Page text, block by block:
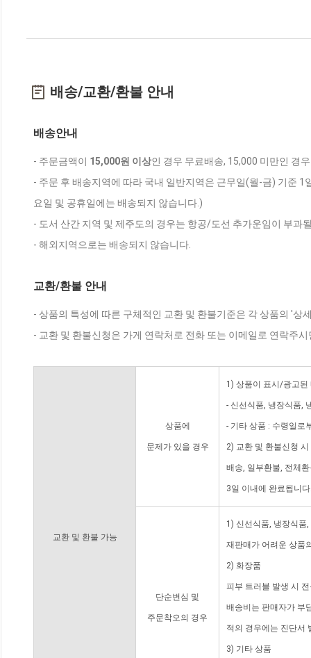
배송/교환/환불 안내
배송안내
- 주문금액이 15,000원 이상인 경우 무료배송, 15,000 미만인 경
- 주문 후 배송지역에 따라 국내 일반지역은 근무일(월-금) 기준
요일 및 공휴일에는 배송되지 않습니다.)
- 도서 산간 지역 및 제주도의 경우는 항공/도선 추가운임이 부과
- 해외지역으로는 배송되지 않습니다.
교환/환불 안내
- 상품의 특성에 따른 구체적인 교환 및 환불기준은 각 상품의 '상
- 교환 및 환불신청은 가게 연락처로 전화 또는 이메일로 연락주
교환 및 환불 가능
상품에
문제가 있을 경우
1) 상품이 표시/광고된
- 신선식품, 냉장식품,
- 기타 상품 : 수령일로
2) 교환 및 환불신청
배송, 일부환불, 전체
3일 이내에 완료됩니
단순변심 및
주문착오의 경우
1) 신선식품, 냉장식품
재판매가 어려운 상품
2) 화장품
피부 트러블 발생 시
배송비는 판매자가 부
적의 경우에는 진단서
3) 기타 상품